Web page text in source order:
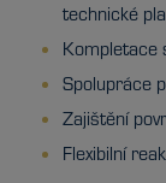
technické
Kompletace
Spolupráce
Zajištění
Flexibilní